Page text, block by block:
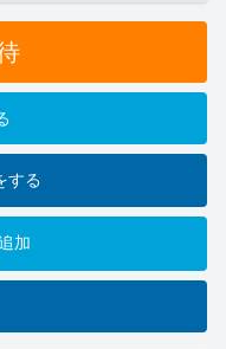
する
加